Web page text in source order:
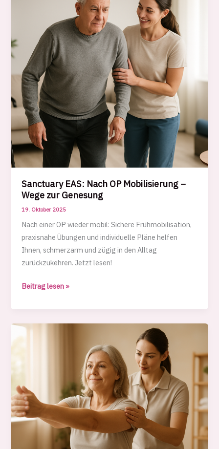
Gesundheit
Sanctuary EAS: Nach OP Mobilisierung –
Wege zur Genesung
19. Oktober 2025
Nach einer OP wieder mobil: Sichere Frühmobilisation,
praxisnahe Übungen und individuelle Pläne helfen
Ihnen, schmerzarm und zügig in den Alltag
zurückzukehren. Jetzt lesen!
Sanctuary
Nach
OP
Mobilisierung
–
Genesung
Beitrag lesen »